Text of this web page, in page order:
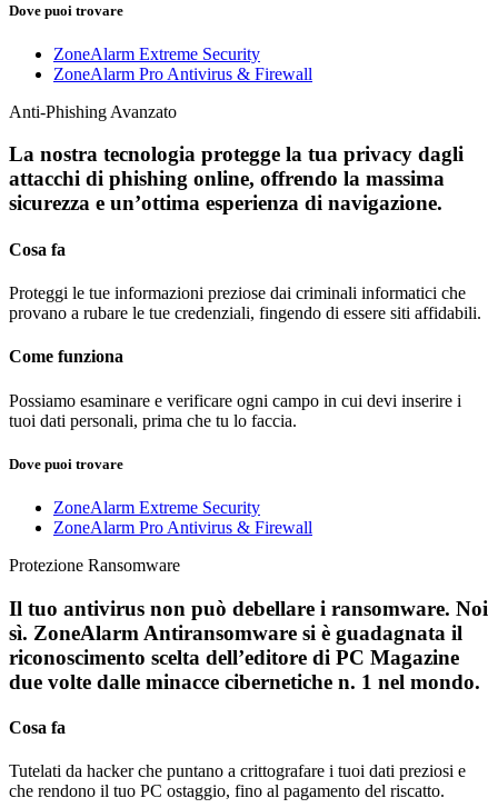
Dove puoi trovare
ZoneAlarm Extreme Security
ZoneAlarm Pro Antivirus & Firewall
Anti-Phishing Avanzato
La nostra tecnologia protegge la tua privacy dagli
attacchi di phishing online, offrendo la massima
sicurezza e un’ottima esperienza di navigazione.
Cosa fa
Proteggi le tue informazioni preziose dai criminali informatici che
provano a rubare le tue credenziali, fingendo di essere siti affidabili.
Come funziona
Possiamo esaminare e verificare ogni campo in cui devi inserire i
tuoi dati personali, prima che tu lo faccia.
Dove puoi trovare
ZoneAlarm Extreme Security
ZoneAlarm Pro Antivirus & Firewall
Protezione Ransomware
Il tuo antivirus non può debellare i ransomware. Noi
sì. ZoneAlarm Antiransomware si è guadagnata il
riconoscimento scelta dell’editore di PC Magazine
due volte dalle minacce cibernetiche n. 1 nel mondo.
Cosa fa
Tutelati da hacker che puntano a crittografare i tuoi dati preziosi e
che rendono il tuo PC ostaggio, fino al pagamento del riscatto.